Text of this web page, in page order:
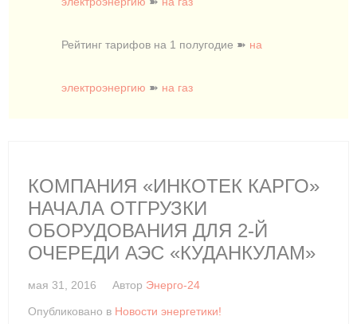
Рейтинг тарифов на 1 полугодие ➽ на
электроэнергию ➽ на газ
КОМПАНИЯ «ИНКОТЕК КАРГО»
НАЧАЛА ОТГРУЗКИ
ОБОРУДОВАНИЯ ДЛЯ 2-Й
ОЧЕРЕДИ АЭС «КУДАНКУЛАМ»
мая 31, 2016 Автор Энерго-24
Опубликовано в Новости энергетики!